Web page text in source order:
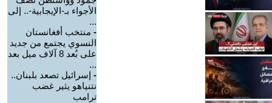
الأجواء بـ-الإيجابية-.. إلى
...
- منتخب أفغانستان
النسوي يجتمع من جديد
على بُعد 8 آلاف ميل بعد
...
- إسرائيل تصعد بلبنان..
نتنياهو يثير غضب
ترامب